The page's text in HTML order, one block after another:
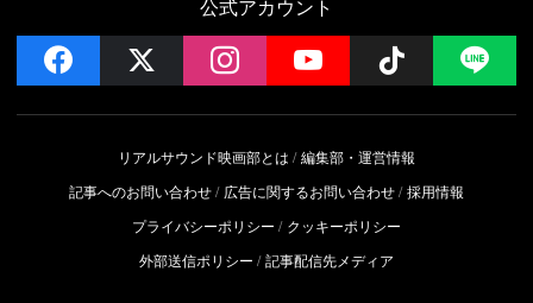
公式アカウント
facebook instagramYouTube Follow
リアルサウンド映画部とは
編集部・運営情報
記事へのお問い合わせ
広告に関するお問い合わせ 採用情報
プライバシーポリシー
クッキーポリシー
外部送信ポリシー
記事配信先メディア